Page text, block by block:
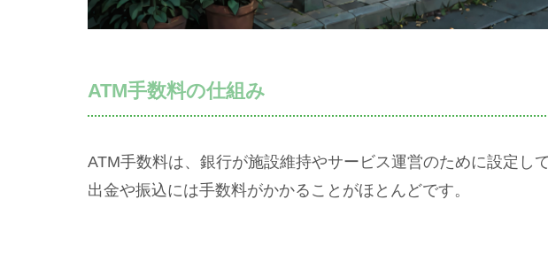
ATM手数料の仕組み
ATM手数料は、銀行が施設維持やサービス運営のために設定し
出金や振込には手数料がかかることがほとんどです。